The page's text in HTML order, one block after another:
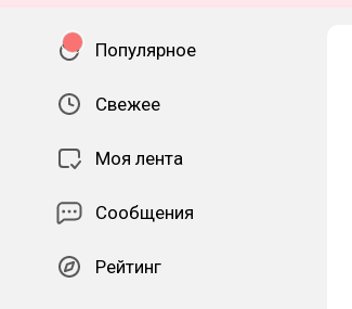
Популярное
Свежее
Моя лента
Сообщения
Рейтинг